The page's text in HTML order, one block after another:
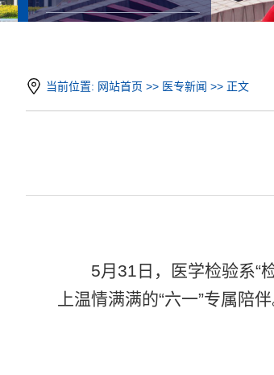
当前位置: 网站首页 >> 医专新闻 >> 正文
5月31日，医学检验系“
上温情满满的“六一”专属陪伴